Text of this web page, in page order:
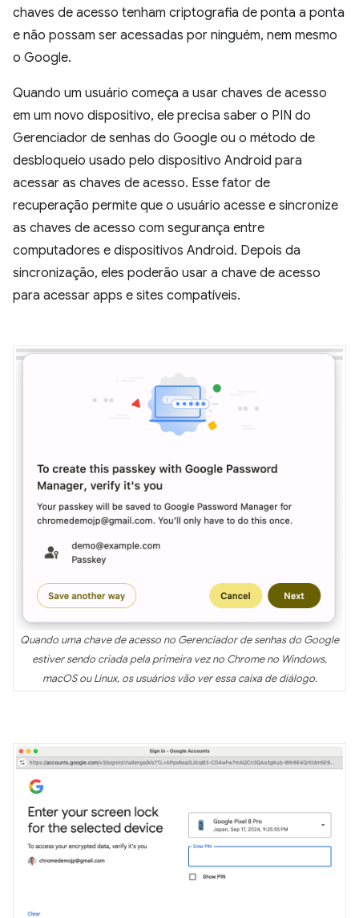
chaves de acesso tenham criptografia de ponta a ponta
e não possam ser acessadas por ninguém, nem mesmo
o Google.
Quando um usuário começa a usar chaves de acesso
em um novo dispositivo, ele precisa saber o PIN do
Gerenciador de senhas do Google ou o método de
desbloqueio usado pelo dispositivo Android para
acessar as chaves de acesso. Esse fator de
recuperação permite que o usuário acesse e sincronize
as chaves de acesso com segurança entre
computadores e dispositivos Android. Depois da
sincronização, eles poderão usar a chave de acesso
para acessar apps e sites compatíveis.
Quando uma chave de acesso no Gerenciador de senhas do Google
estiver sendo criada pela primeira vez no Chrome no Windows,
macOS ou Linux, os usuários vão ver essa caixa de diálogo.